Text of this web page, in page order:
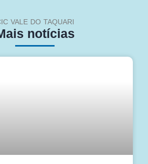
VALE DO TAQUARI
notícias